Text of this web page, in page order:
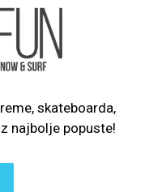
skateboarda,
najbolje popuste!